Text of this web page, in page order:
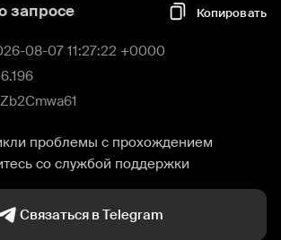
запросе Копировать
08-07 11:27:22 +0000
проблемы с прохождением
со службой поддержки
Связаться в Telegram